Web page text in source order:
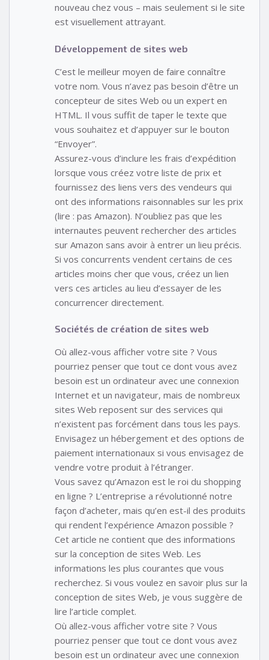
nouveau chez vous – mais seulement si le site
est visuellement attrayant.
Développement de sites web
C’est le meilleur moyen de faire connaître
votre nom. Vous n’avez pas besoin d’être un
concepteur de sites Web ou un expert en
HTML. Il vous suffit de taper le texte que
vous souhaitez et d’appuyer sur le bouton
“Envoyer”.
Assurez-vous d’inclure les frais d’expédition
lorsque vous créez votre liste de prix et
fournissez des liens vers des vendeurs qui
ont des informations raisonnables sur les prix
(lire : pas Amazon). N’oubliez pas que les
internautes peuvent rechercher des articles
sur Amazon sans avoir à entrer un lieu précis.
Si vos concurrents vendent certains de ces
articles moins cher que vous, créez un lien
vers ces articles au lieu d’essayer de les
concurrencer directement.
Sociétés de création de sites web
Où allez-vous afficher votre site ? Vous
pourriez penser que tout ce dont vous avez
besoin est un ordinateur avec une connexion
Internet et un navigateur, mais de nombreux
sites Web reposent sur des services qui
n’existent pas forcément dans tous les pays.
Envisagez un hébergement et des options de
paiement internationaux si vous envisagez de
vendre votre produit à l’étranger.
Vous savez qu’Amazon est le roi du shopping
en ligne ? L’entreprise a révolutionné notre
façon d’acheter, mais qu’en est-il des produits
qui rendent l’expérience Amazon possible ?
Cet article ne contient que des informations
sur la conception de sites Web. Les
informations les plus courantes que vous
recherchez. Si vous voulez en savoir plus sur la
conception de sites Web, je vous suggère de
lire l’article complet.
Où allez-vous afficher votre site ? Vous
pourriez penser que tout ce dont vous avez
besoin est un ordinateur avec une connexion